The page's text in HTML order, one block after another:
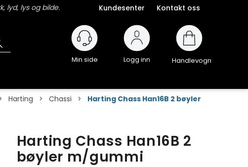
lyd, lys og bilde. Kundesenter Kontakt oss
Logg inn Handlevogn
Harting > Chassi >
Harting Chass Han16B 2 bøyler
Harting Chass Han16B 2
bøyler m/gummi